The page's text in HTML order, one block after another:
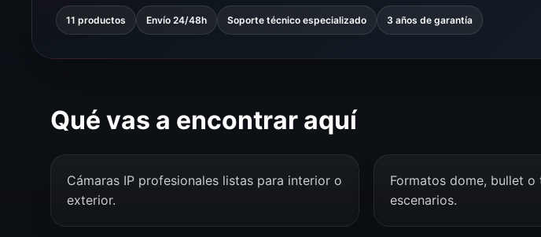
11 productos Envío 24/48h Soporte técnico especializado 3 años de garantía
Qué vas a encontrar aquí
Cámaras IP profesionales listas para interior o
exterior.
Formatos dome, bullet
escenarios.